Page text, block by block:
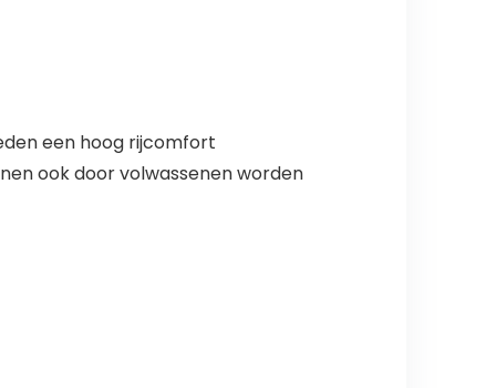
een hoog rijcomfort
ook door volwassenen worden